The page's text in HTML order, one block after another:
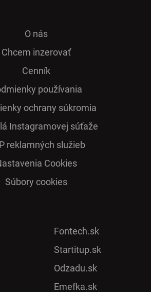
O nás
Chcem inzerovať
Cenník
používania
ochrany súkromia
Ins­ta­gra­mo­vej sú­ťaže
reklamných služieb
Cookies
Súbory cookies
Fontech.sk
Startitup.sk
Odzadu.sk
Emefka.sk